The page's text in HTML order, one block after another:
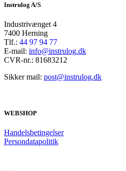
Instrulog A/S
Industrivænget 4
7400 Herning
Tlf.: 44 97 94 77
E-mail: info@instrulog.dk
CVR-nr.: 81683212
Sikker mail: post@instrulog.dk
WEBSHOP
Handelsbetingelser
Persondatapolitik